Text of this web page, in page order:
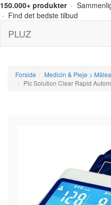
150.000+ produkter·
· Find det bedste tilbud
PLUZ
Forside
Medicin & Pleje >
Pic Solution Clear Rapid